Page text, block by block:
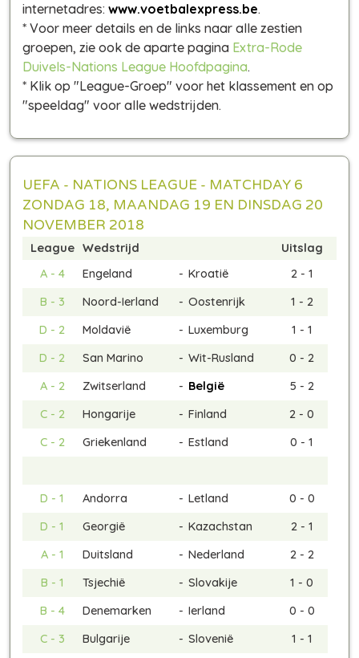
internetadres: www.voetbalexpress.be.
* Voor meer details en de links naar alle zestien
groepen, zie ook de aparte pagina Extra-Rode
Duivels-Nations League Hoofdpagina.
* Klik op "League-Groep" voor het klassement en op
"speeldag" voor alle wedstrijden.
UEFA - NATIONS LEAGUE - MATCHDAY 6
ZONDAG 18, MAANDAG 19 EN DINSDAG 20
NOVEMBER 2018
League Wedstrijd
Uitslag
A - 4
Engeland - Kroatië
2 - 1
B - 3
Noord-Ierland - Oostenrijk
1 - 2
D - 2
Moldavië - Luxemburg
1 - 1
D - 2
San Marino - Wit-Rusland
0 - 2
A - 2
Zwitserland - België
5 - 2
C - 2
Hongarije - Finland
2 - 0
C - 2
Griekenland - Estland 0 - 1
D - 1 Andorra - Letland
0 - 0
D - 1
Georgië - Kazachstan
2 - 1
A - 1
Duitsland - Nederland
2 - 2
B - 1
Tsjechië - Slovakije
1 - 0
B - 4
Denemarken - Ierland
0 - 0
C - 3
Bulgarije - Slovenië
1 - 1